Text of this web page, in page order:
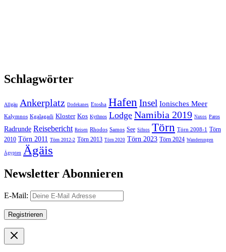
Schlagwörter
Allgäu Ankerplatz Dodekanes Etosha Hafen Insel Ionisches Meer
Kalymnos Kgalagadi Kloster Kos Kythnos Lodge Namibia 2019 Naxos Paros
Radrunde Reisebericht Reisen Rhodos Samos See Sifnos Törn Törn 2008-1 Törn
2010 Törn 2011 Törn 2012-2 Törn 2013 Törn 2020 Törn 2023 Törn 2024 Wanderungen
Ägypten Ägäis
Newsletter Abonnieren
E-Mail: